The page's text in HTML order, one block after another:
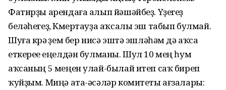
Фатирҙы арендаға алып йәшәйбеҙ. Үҙегеҙ
беләһегеҙ, Күмертауҙа аҡсалы эш табып булмай.
Шуға күрә үҙем бер нисә эштә эшләһәм дә аҡса
еткереүе еңелдән булманы. Шул 10 мең һум
аҡсаның 5 меңен улай-былай итеп саҡ биреп
ҡуйҙым. Миңә ата-әсәләр комитеты ағзалары: